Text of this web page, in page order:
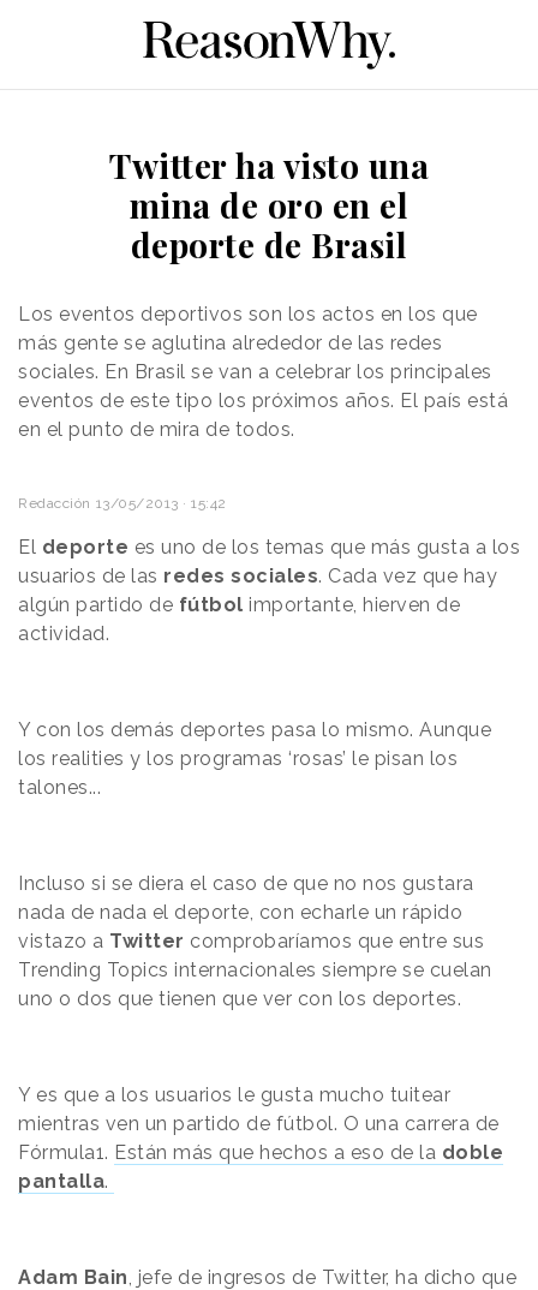
Twitter ha visto una
mina de oro en el
deporte de Brasil
Los eventos deportivos son los actos en los que
más gente se aglutina alrededor de las redes
sociales. En Brasil se van a celebrar los principales
eventos de este tipo los próximos años. El país está
en el punto de mira de todos.
Redacción 13/05/2013 · 15:42
El deporte es uno de los temas que más gusta a los
usuarios de las redes sociales. Cada vez que hay
algún partido de fútbol importante, hierven de
actividad.
Y con los demás deportes pasa lo mismo. Aunque
los realities y los programas ‘rosas’ le pisan los
talones...
Incluso si se diera el caso de que no nos gustara
nada de nada el deporte, con echarle un rápido
vistazo a Twitter comprobaríamos que entre sus
Trending Topics internacionales siempre se cuelan
uno o dos que tienen que ver con los deportes.
Y es que a los usuarios le gusta mucho tuitear
mientras ven un partido de fútbol. O una carrera de
Fórmula1. Están más que hechos a eso de la doble
pantalla.
Adam Bain , jefe de ingresos de Twitter, ha dicho que